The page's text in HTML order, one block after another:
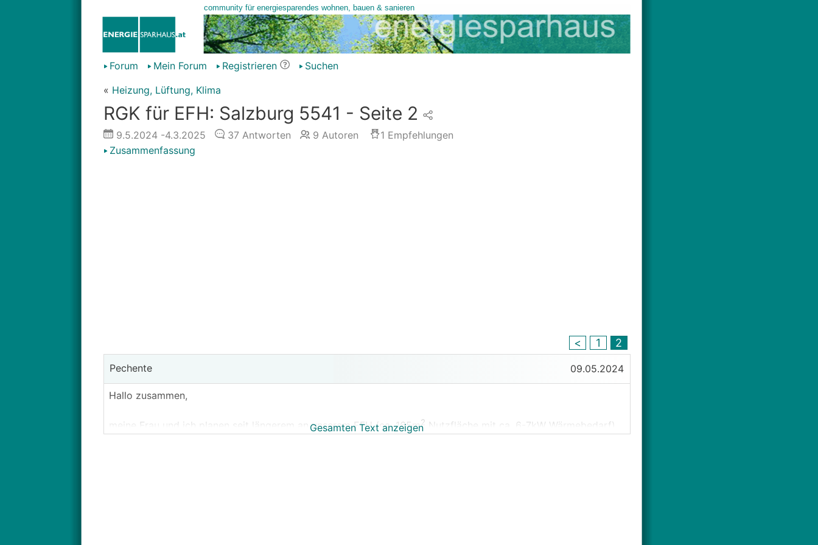
Forum Mein Forum Registrieren
Suchen
« Heizung, Lüftung, Klima
RGK für EFH: Salzburg 5541 - Seite 2
9.5.2024 -4.3.2025 37Antworten 9 Autoren 1 Empfehlungen
Zusammenfassung
< 1 2
Pechente 09.05.2024
Hallo zusammen,
meine Frau und ich planen seit längerem an unserem EFH (ca. 165m2 Nutzfläche mit ca. 6-7kW Wärmebedarf).
Gesamten Text anzeigen